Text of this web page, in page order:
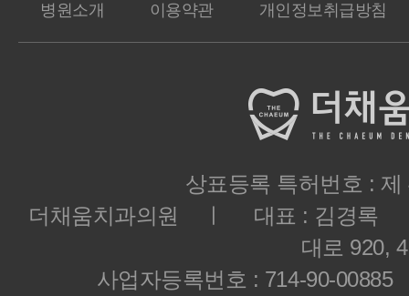
병원소개 이용약관 개인정보취급방침
상표등록 특허번호 : 제
더채움치과의원 ㅣ 대표 : 김경록
대로 920,
사업자등록번호 : 714-90-